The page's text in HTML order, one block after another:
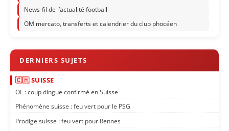
News-fil de l’actualité football
OM mercato, transferts et calendrier du club phocéen
🇨🇭 SUISSE
OL : coup dingue confirmé en Suisse
Phénomène suisse : feu vert pour le PSG
Prodige suisse : feu vert pour Rennes